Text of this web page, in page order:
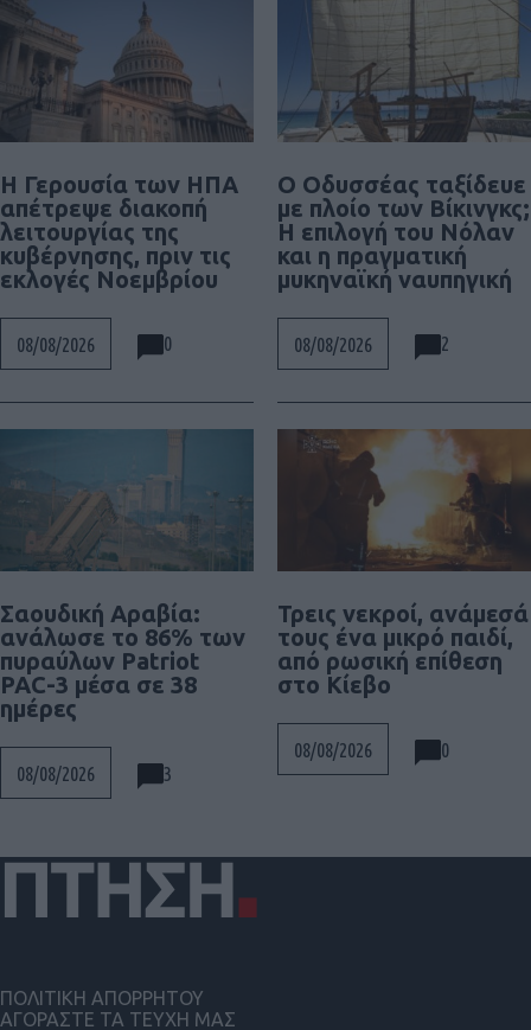
Η Γερουσία των ΗΠΑ
απέτρεψε διακοπή
λειτουργίας της
κυβέρνησης, πριν τις
εκλογές Νοεμβρίου
08/08/2026 0
Ο Οδυσσέας ταξίδευε
με πλοίο των Βίκινγκς;
Η επιλογή του Νόλαν
και η πραγματική
μυκηναϊκή ναυπηγική
08/08/2026 2
Σαουδική Αραβία:
ανάλωσε το 86% των
πυραύλων Patriot
PAC-3 μέσα σε 38
ημέρες
08/08/2026 3
Τρεις νεκροί, ανάμεσά
τους ένα μικρό παιδί,
από ρωσική επίθεση
στο Κίεβο
08/08/2026 0
ΠΟΛΙΤΙΚΗ ΑΠΟΡΡΗΤΟΥ
ΑΓΟΡΑΣΤΕ ΤΑ ΤΕΥΧΗ ΜΑΣ